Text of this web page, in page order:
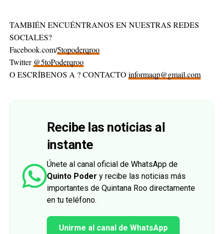
TAMBIÉN ENCUÉNTRANOS EN NUESTRAS REDES
SOCIALES?
Facebook.com/5topoderqroo
Twitter @5toPoderqroo
O ESCRÍBENOS A ? CONTACTO informaqp@gmail.com
Recibe las noticias al
instante
Únete al canal oficial de WhatsApp de
Quinto Poder y recibe las noticias más
importantes de Quintana Roo directamente
en tu teléfono.
Unirme al canal de WhatsApp